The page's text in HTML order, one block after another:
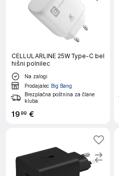
CELLULARLINE 25W Type-C bel
hišni polnilec
Na zalogi
Prodajalec Big Bang
Brezplačna poštnina za člane
kluba
1999 €